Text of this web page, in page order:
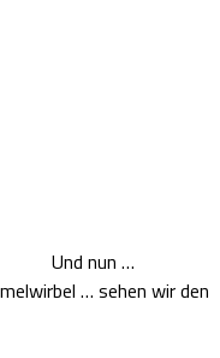
Und nun …
… sehen wir den